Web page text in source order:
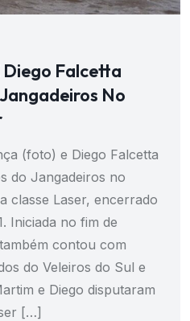
Falcetta
No
(foto) e Diego Falcetta
do Jangadeiros no
classe Laser, encerrado
Iniciada no fim de
contou com
do Veleiros do Sul e
e Diego disputaram
[…]